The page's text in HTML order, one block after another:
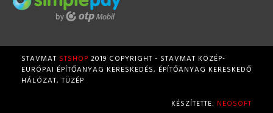
STAVMAT STSHOP 2019 COPYRIGHT - STAVMAT KÖZÉP-
EURÓPAI ÉPÍTŐANYAG KERESKEDÉS, ÉPÍTŐANYAG KERESKEDŐ
HÁLÓZAT, TÜZÉP
KÉSZÍTETTE: NEOSOFT